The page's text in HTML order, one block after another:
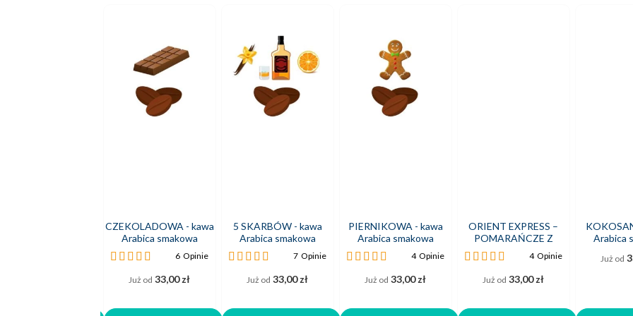
CZEKOLADOWA - kawa
Arabica smakowa
Ocena:
6Opinie
Już od 33,00 zł
5 SKARBÓW - kawa
Arabica smakowa
Ocena:
7Opinie
Już od 33,00 zł
PIERNIKOWA - kawa
Arabica smakowa
Ocena:
4Opinie
Już od 33,00 zł
ORIENT EXPRESS –
POMARAŃCZE Z
KORZENNYMI
PRZYPRAWAMI - kawa
Arabica smakowa
Ocena:
4Opinie
Już od 33,00 zł
Arabica
Już od